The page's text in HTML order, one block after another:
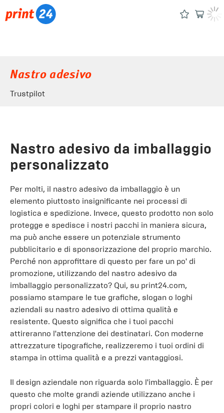
Nastro adesivo
Trustpilot
Nastro adesivo da imballaggio
personalizzato
Per molti, il nastro adesivo da imballaggio è un
elemento piuttosto insignificante nei processi di
logistica e spedizione. Invece, questo prodotto non solo
protegge e spedisce i nostri pacchi in maniera sicura,
ma può anche essere un potenziale strumento
pubblicitario e di sponsorizzazione del proprio marchio.
Perché non approfittare di questo per fare un po' di
promozione, utilizzando del nastro adesivo da
imballaggio personalizzato? Qui, su print24.com,
possiamo stampare le tue grafiche, slogan o loghi
aziendali su nastro adesivo di ottima qualità e
resistente. Questo significa che i tuoi pacchi
attireranno l'attenzione dei destinatari. Con moderne
attrezzature tipografiche, realizzeremo i tuoi ordini di
stampa in ottima qualità e a prezzi vantaggiosi.
Il design aziendale non riguarda solo l'imballaggio. È per
questo che molte grandi aziende utilizzano anche i
propri colori e loghi per stampare il proprio nastro